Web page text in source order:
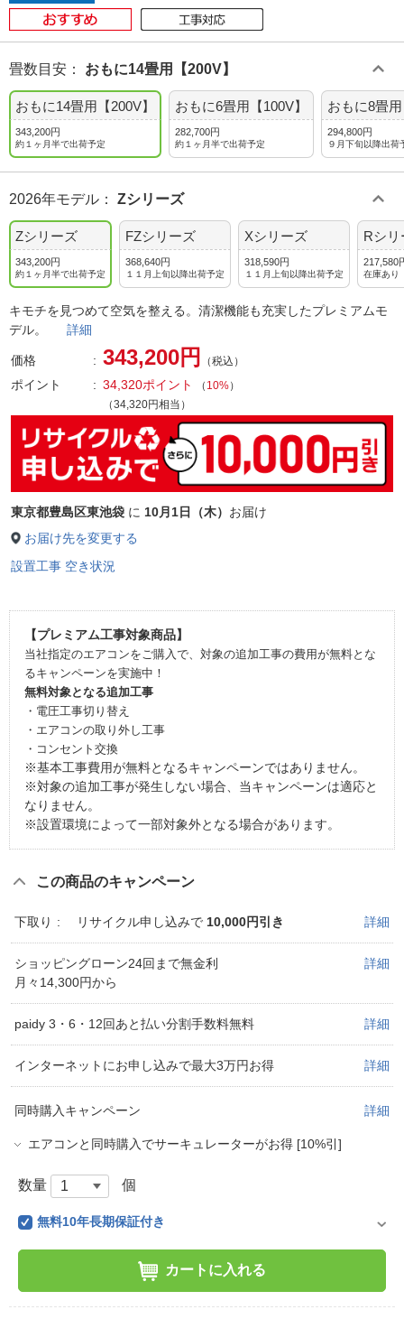
畳数目安 ： おもに14畳用【200V】
おもに14畳用【200V】
343,200円
約１ヶ月半で出荷予定
おもに6畳用【100V】
282,700円
約１ヶ月半で出荷予定
おもに8畳
294,800円
９月下旬以降出荷
2026年モデル ： Zシリーズ
Zシリーズ
343,200円
約１ヶ月半で出荷予定
FZシリーズ
368,640円
１１月上旬以降出荷予定
Xシリーズ
318,590円
１１月上旬以降出荷予定
Rシリ
217,580
在庫あり
キモチを見つめて空気を整える。清潔機能も充実したプレミアムモ
デル。 詳細
価格 343,200円 （税込）
ポイント 34,320ポイント （ 10%）
（34,320円相当）
東京都豊島区東池袋 に 10月1日（木） お届け
お届け先を変更する
設置工事 空き状況
【プレミアム工事対象商品】
当社指定のエアコンをご購入で、対象の追加工事の費用が無料とな
るキャンペーンを実施中！
無料対象となる追加工事
・電圧工事切り替え
・エアコンの取り外し工事
・コンセント交換
※基本工事費用が無料となるキャンペーンではありません。
※対象の追加工事が発生しない場合、当キャンペーンは適応と
なりません。
※設置環境によって一部対象外となる場合があります。
この商品のキャンペーン
下取り リサイクル申し込みで 10,000円引き 詳細
ショッピングローン24回まで無金利
月々14,300円から
詳細
paidy 3・6・12回あと払い分割手数料無料 詳細
インターネットにお申し込みで最大3万円お得 詳細
同時購入キャンペーン 詳細
エアコンと同時購入でサーキュレーターがお得 [10%引]
数量 個
無料10年長期保証付き
カートに入れる